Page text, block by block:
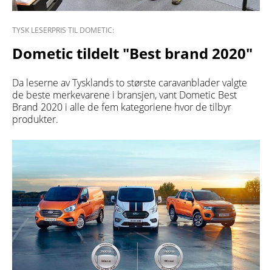
TYSK LESERPRIS TIL DOMETIC:
Dometic tildelt "Best brand 2020"
Da leserne av Tysklands to største caravanblader valgte
de beste merkevarene i bransjen, vant Dometic Best
Brand 2020 i alle de fem kategoriene hvor de tilbyr
produkter.